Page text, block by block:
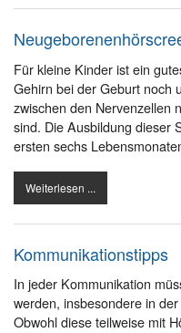
Für kleine Kinder ist ein
Gehirn bei der Geburt noch
zwischen den Nervenzellen
sind. Die Ausbildung dieser
ersten sechs
Weiterlesen ...
Kommunikationstipps
In jeder Kommunikation
werden, insbesondere in
Obwohl diese teilweise mit